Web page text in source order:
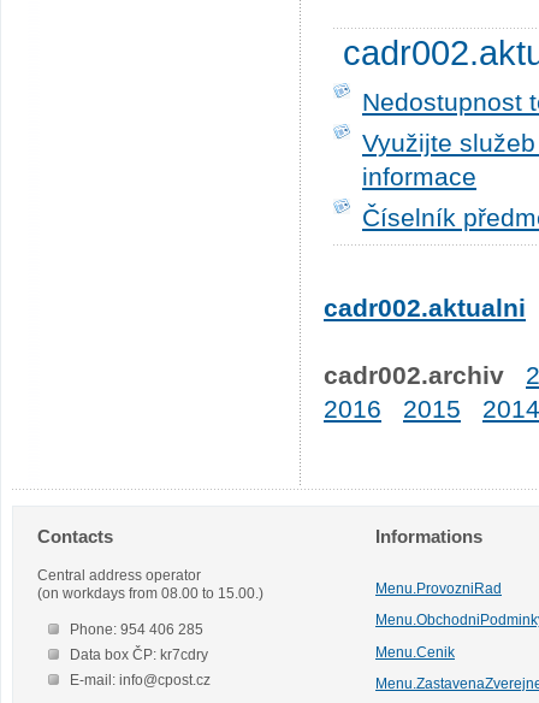
Nedostupnost
Využijte
informace
Číselník
cadr002.aktualni
cadr002.archiv
2016
2015 2014
Contacts
Central address operator
(on workdays from 08.00 to 15.00.)
Phone: 954 406 285
Data box ČP: kr7cdry
E-mail: info@cpost.cz
Informations
Menu.ProvozniRad
Menu.Cenik